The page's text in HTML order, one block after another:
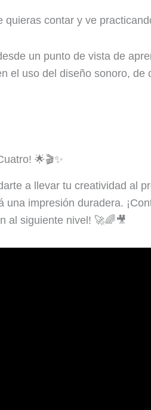
contar y ve
un punto de vista de
el uso del diseño sonoro,
🌟🎬✨
a llevar tu creatividad al
impresión duradera.
al siguiente nivel! 🚀🌈🎥